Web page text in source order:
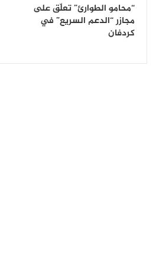
“محامو الطوارئ” تعلّق على
مجازر “الدعم السريع” في
كردفان